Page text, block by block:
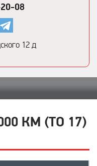
08
12 д
КМ (ТО 17)